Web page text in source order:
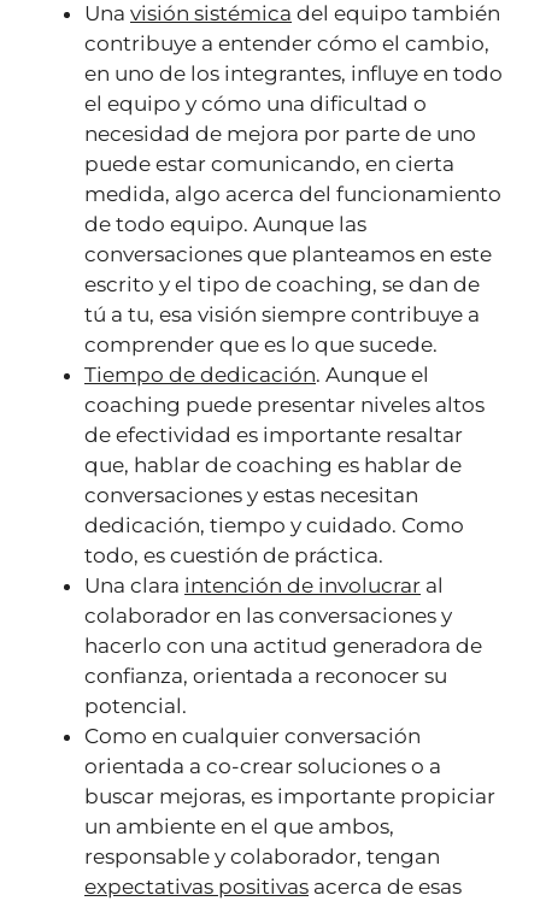
Una visión sistémica del equipo también
contribuye a entender cómo el cambio,
en uno de los integrantes, influye en todo
el equipo y cómo una dificultad o
necesidad de mejora por parte de uno
puede estar comunicando, en cierta
medida, algo acerca del funcionamiento
de todo equipo. Aunque las
conversaciones que planteamos en este
escrito y el tipo de coaching, se dan de
tú a tu, esa visión siempre contribuye a
comprender que es lo que sucede.
Tiempo de dedicación. Aunque el
coaching puede presentar niveles altos
de efectividad es importante resaltar
que, hablar de coaching es hablar de
conversaciones y estas necesitan
dedicación, tiempo y cuidado. Como
todo, es cuestión de práctica.
Una clara intención de involucrar al
colaborador en las conversaciones y
hacerlo con una actitud generadora de
confianza, orientada a reconocer su
potencial.
Como en cualquier conversación
orientada a co-crear soluciones o a
buscar mejoras, es importante propiciar
un ambiente en el que ambos,
responsable y colaborador, tengan
expectativas positivas acerca de esas